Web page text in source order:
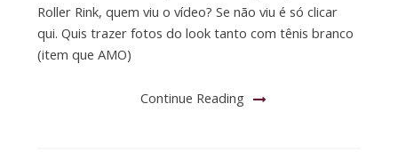
Roller Rink, quem viu o vídeo? Se não viu é só clicar
qui. Quis trazer fotos do look tanto com tênis branco
(item que AMO)
Continue Reading